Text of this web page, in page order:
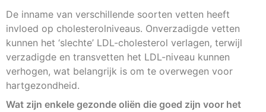
De inname van verschillende soorten vetten heeft
invloed op cholesterolniveaus. Onverzadigde vetten
kunnen het ‘slechte’ LDL-cholesterol verlagen, terwijl
verzadigde en transvetten het LDL-niveau kunnen
verhogen, wat belangrijk is om te overwegen voor
hartgezondheid.
Wat zijn enkele gezonde oliën die goed zijn voor het